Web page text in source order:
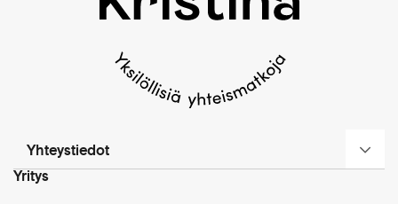
Yhteystiedot
Yritys